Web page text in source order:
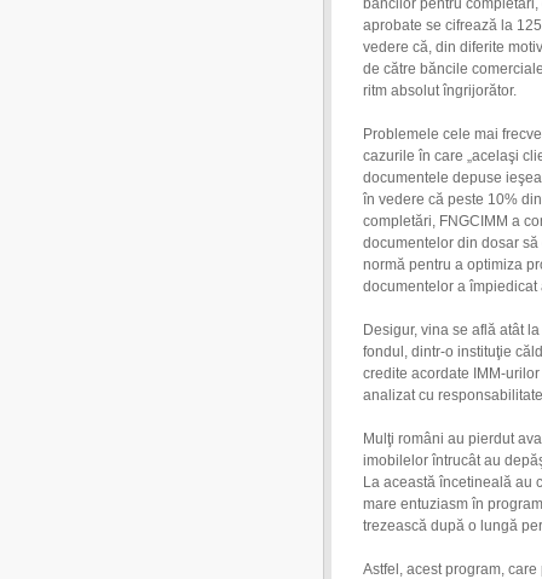
băncilor pentru
aprobate se cifrează la
vedere că, din diferite
de către băncile
ritm absolut îngrijorător.
Problemele cele mai
cazurile în care „acelaşi
documentele depuse
în vedere că peste 10%
completări, FNGCIMM a
documentelor din dosar
normă pentru a optimiza
documentelor a
Desigur, vina se află atât
fondul, dintr-o instituţie
credite acordate IMM-
analizat cu
Mulţi români au pierdut
imobilelor întrucât au
La această încetineală au
mare entuziasm în
trezească după o lungă
Astfel, acest program,